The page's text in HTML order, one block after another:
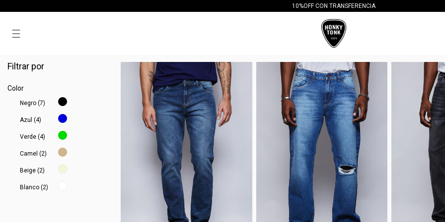
Jeans & Pantalones 10%OFF CON TRANSFERENCIA
Filtrar por
Color
Negro (7)
Azul (4)
Verde (4)
Camel (2)
Beige (2)
Blanco (2)